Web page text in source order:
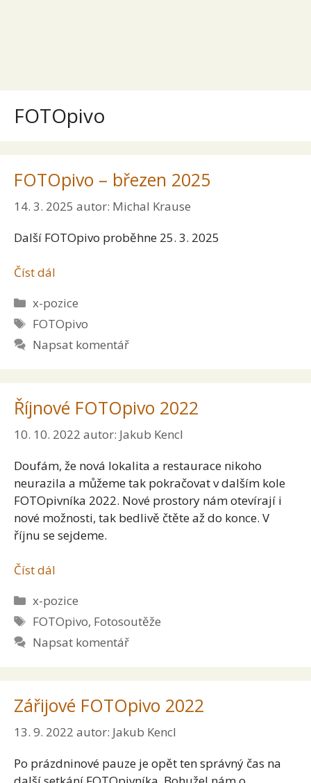
FOTOpivo
FOTOpivo – březen 2025
14. 3. 2025 autor: Michal Krause
Další FOTOpivo proběhne 25. 3. 2025
Číst dál
Rubriky
x-pozice
Štítky
FOTOpivo
Napsat komentář
Říjnové FOTOpivo 2022
10. 10. 2022 autor: Jakub Kencl
Doufám, že nová lokalita a restaurace nikoho
neurazila a můžeme tak pokračovat v dalším kole
FOTOpivníka 2022. Nové prostory nám otevírají i
nové možnosti, tak bedlivě čtěte až do konce. V
říjnu se sejdeme.
Číst dál
Rubriky
x-pozice
Štítky
FOTOpivo, Fotosoutěže
Napsat komentář
Zářijové FOTOpivo 2022
13. 9. 2022 autor: Jakub Kencl
Po prázdninové pauze je opět ten správný čas na